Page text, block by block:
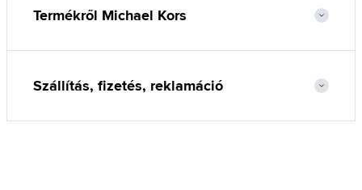
Termékről Michael Kors
Szállítás, fizetés, reklamáció